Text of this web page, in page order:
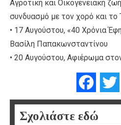
Αγροτική και Οικογενειακή
συνδυασμό με τον χορό και το
• 17 Αυγούστου, «40 Χρόνια
Βασίλη Παπακωνσταντίνου
• 20 Αυγούστου, Αφιέρωμα
Σχολιάστε εδώ